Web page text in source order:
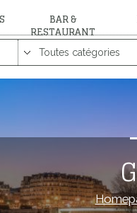
BAR &
RESTAURANT